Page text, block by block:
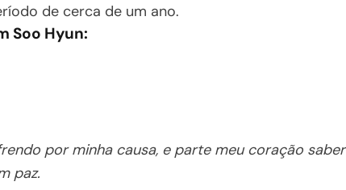
de cerca de um ano.
Soo Hyun:
por minha causa, e parte meu coração saber
paz.